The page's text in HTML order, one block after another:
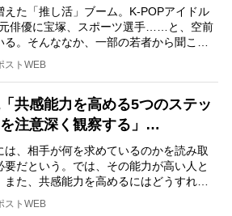
た「推し活」ブーム。K-POPアイドル
俳優に宝塚、スポーツ選手……と、空前
。そんななか、一部の若者から聞こえ
ストWEB
共感能力を高める5つのステッ
注意深く観察する」…
、相手が何を求めているのかを読み取
だという。では、その能力が高い人と
た、共感能力を高めるにはどうすれば
ストWEB